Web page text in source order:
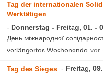
Tag der internationalen
Werktätigen
Donnerstag - Freitag, 01. -
День міжнародної
verlängertes Wochenende vor
Tag des Sieges
Freitag,